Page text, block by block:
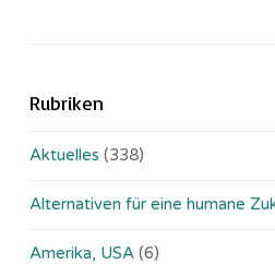
Rubriken
Aktuelles (338)
Alternativen für eine humane
Amerika, USA (6)